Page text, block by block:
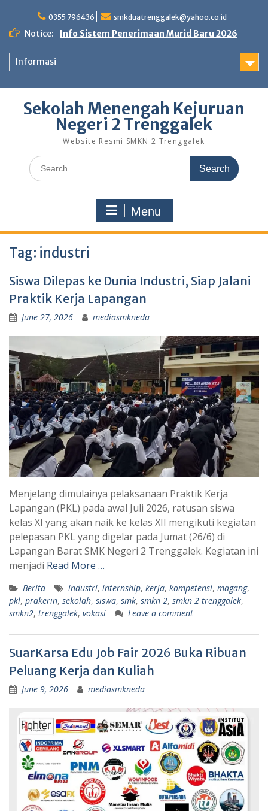
content
0355 796436 smkduatrenggalek@yahoo.co.id
Notice: Info Sistem Penerimaan Murid Baru 2026
Informasi
Sekolah Menengah Kejuruan
Negeri 2 Trenggalek
Website Resmi SMKN 2 Trenggalek
Search
for:
Menu
Tag: industri
Siswa Dilepas ke Dunia Industri, Siap Jalani
Praktik Kerja Lapangan
June 27, 2026 mediasmkneda
Menjelang dimulainya pelaksanaan Praktik Kerja
Lapangan (PKL) pada awal Juli 2026, ratusan siswa
kelas XI yang akan naik ke kelas XII mengikuti kegiatan
pelepasan PKL yang digelar pada Jumat (26/6) di
Lapangan Barat SMK Negeri 2 Trenggalek. Kegiatan ini
menjadi Read More …
Berita industri, internship, kerja, kompetensi, magang,
pkl, prakerin, sekolah, siswa, smk, smkn 2, smkn 2 trenggalek,
smkn2, trenggalek, vokasi Leave a comment
SuarKarsa Edu Job Fair 2026 Buka Ribuan
Peluang Kerja dan Kuliah
June 9, 2026 mediasmkneda